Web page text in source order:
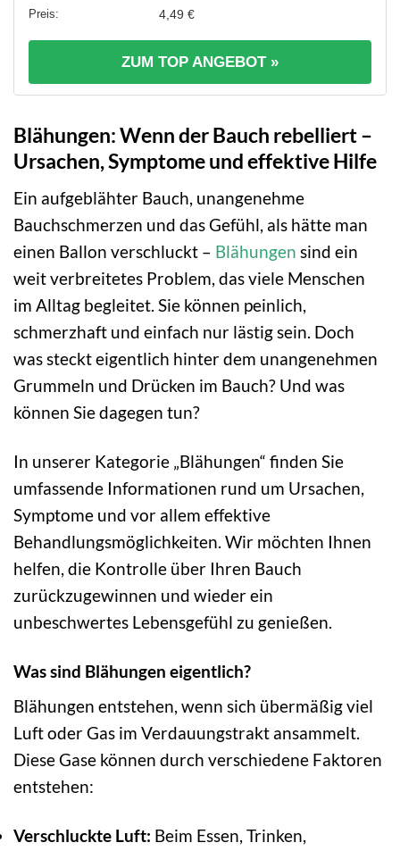
4,49 €
ZUM TOP ANGEBOT »
Blähungen: Wenn der Bauch rebelliert –
Ursachen, Symptome und effektive Hilfe
Ein aufgeblähter Bauch, unangenehme
Bauchschmerzen und das Gefühl, als hätte man
einen Ballon verschluckt – Blähungen sind ein
weit verbreitetes Problem, das viele Menschen
im Alltag begleitet. Sie können peinlich,
schmerzhaft und einfach nur lästig sein. Doch
was steckt eigentlich hinter dem unangenehmen
Grummeln und Drücken im Bauch? Und was
können Sie dagegen tun?
In unserer Kategorie „Blähungen“ finden Sie
umfassende Informationen rund um Ursachen,
Symptome und vor allem effektive
Behandlungsmöglichkeiten. Wir möchten Ihnen
helfen, die Kontrolle über Ihren Bauch
zurückzugewinnen und wieder ein
unbeschwertes Lebensgefühl zu genießen.
Was sind Blähungen eigentlich?
Blähungen entstehen, wenn sich übermäßig viel
Luft oder Gas im Verdauungstrakt ansammelt.
Diese Gase können durch verschiedene Faktoren
entstehen:
Verschluckte Luft: Beim Essen, Trinken,